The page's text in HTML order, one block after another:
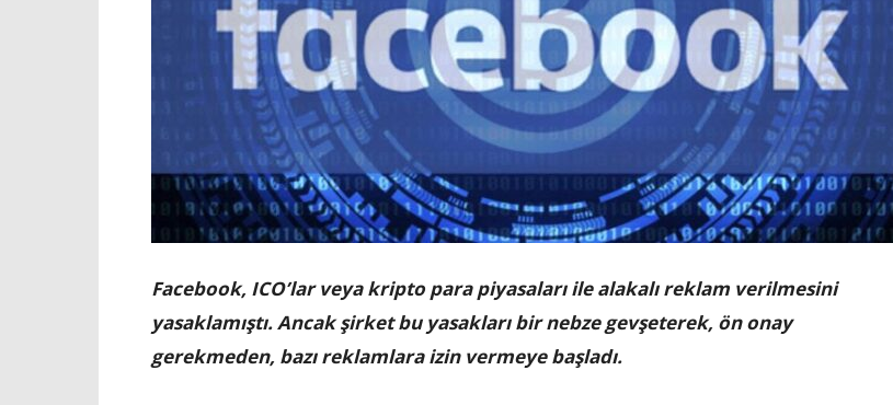
Facebook, ICO’lar veya kripto para piyasaları ile alakalı reklam verilmesini
yasaklamıştı. Ancak şirket bu yasakları bir nebze gevşeterek, ön onay
gerekmeden, bazı reklamlara izin vermeye başladı.